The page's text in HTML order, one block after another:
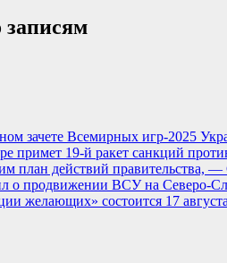
зачете Всемирных игр-2025
примет 19-й ракет санкций
план действий правительства,
о продвижении ВСУ на Северо-
желающих» состоится 17 августа